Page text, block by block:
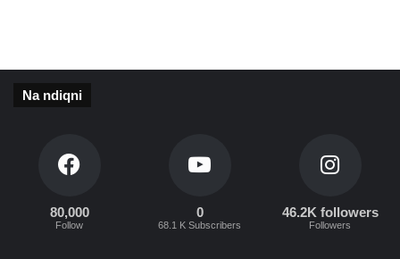
Na ndiqni
80,000
Follow
0
68.1 K Subscribers
46.2K followers
Followers